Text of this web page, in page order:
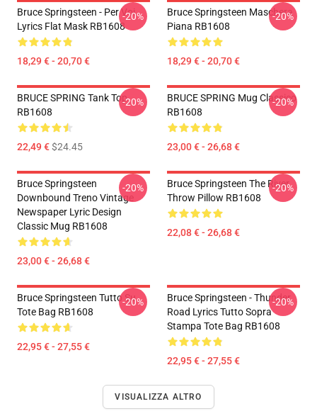
Bruce Springsteen - Per Voi
Lyrics Flat Mask RB1608
18,29 € - 20,70 €
-20%
Bruce Springsteen Maschera
Piana RB1608
18,29 € - 20,70 €
-20%
BRUCE SPRING Tank Top
RB1608
22,49 €$24.45
-20%
BRUCE SPRING Mug Classico
RB1608
23,00 € - 26,68 €
-20%
Bruce Springsteen
Downbound Treno Vintage
Newspaper Lyric Design
Classic Mug RB1608
23,00 € - 26,68 €
-20%
Bruce Springsteen The River
Throw Pillow RB1608
22,08 € - 26,68 €
-20%
Bruce Springsteen Tutto Su
Tote Bag RB1608
22,95 € - 27,55 €
-20%
Bruce Springsteen - Thunder
Road Lyrics Tutto Sopra
Stampa Tote Bag RB1608
22,95 € - 27,55 €
-20%
VISUALIZZA ALTRO